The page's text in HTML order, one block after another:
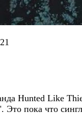
Hunted Like
Это пока что